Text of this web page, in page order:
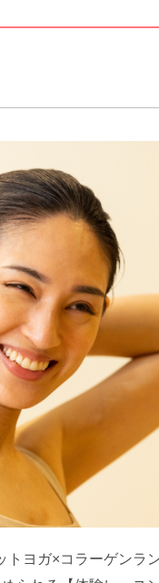
トヨガ×コラーゲンラ